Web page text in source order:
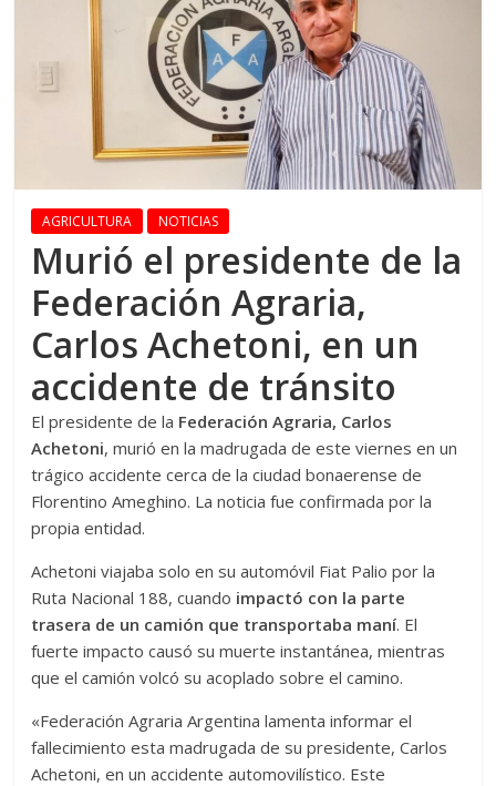
AGRICULTURA NOTICIAS
Murió el presidente de la
Federación Agraria,
Carlos Achetoni, en un
accidente de tránsito
El presidente de la Federación Agraria, Carlos
Achetoni, murió en la madrugada de este viernes en un
trágico accidente cerca de la ciudad bonaerense de
Florentino Ameghino. La noticia fue confirmada por la
propia entidad.
Achetoni viajaba solo en su automóvil Fiat Palio por la
Ruta Nacional 188, cuando impactó con la parte
trasera de un camión que transportaba maní. El
fuerte impacto causó su muerte instantánea, mientras
que el camión volcó su acoplado sobre el camino.
«Federación Agraria Argentina lamenta informar el
fallecimiento esta madrugada de su presidente, Carlos
Achetoni, en un accidente automovilístico. Este